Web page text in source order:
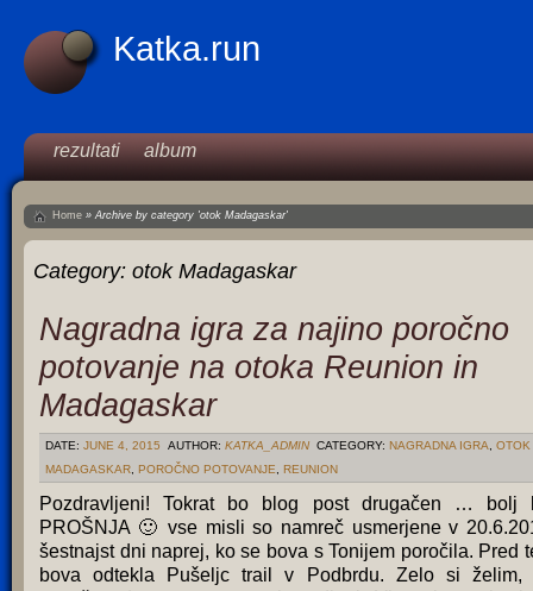
Katka.run
rezultati album
Home »Archive by category 'otok Madagaskar'
Category: otok Madagaskar
Nagradna igra za najino poročno
potovanje na otoka Reunion in
Madagaskar
DATE: JUNE 4, 2015 AUTHOR: KATKA_ADMIN CATEGORY: NAGRADNA IGRA
OTOK
MADAGASKAR POROČNO POTOVANJE REUNION
Pozdravljeni! Tokrat bo blog post drugačen … bolj
PROŠNJA 🙂 vse misli so namreč usmerjene v
šestnajst dni naprej, ko se bova s Tonijem poročila. Pred
bova odtekla Pušeljc trail v Podbrdu. Zelo si želim,